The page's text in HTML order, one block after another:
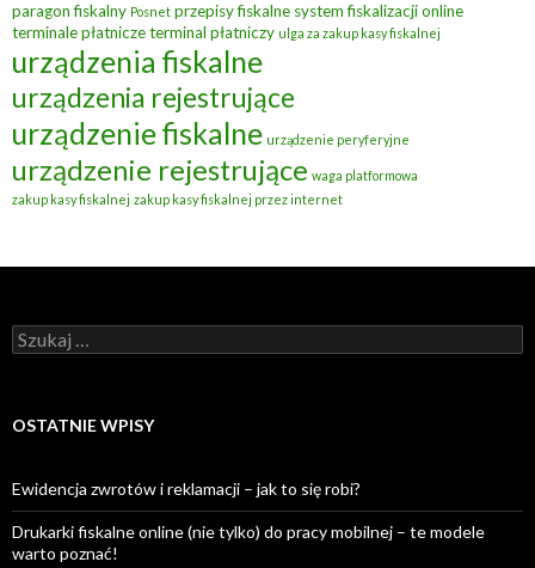
paragon fiskalny Posnet przepisy fiskalne system fiskalizacji online
terminale płatniczeterminal płatniczy ulga za zakup kasy fiskalnej
urządzenia fiskalne
urządzenia rejestrujące
urządzenie fiskalne urządzenie peryferyjne
urządzenie rejestrujące waga platformowa
zakup kasy fiskalnej zakup kasy fiskalnej przez internet
Szukaj:
OSTATNIE WPISY
Ewidencja zwrotów i reklamacji – jak to się robi?
Drukarki fiskalne online (nie tylko) do pracy mobilnej – te modele
warto poznać!